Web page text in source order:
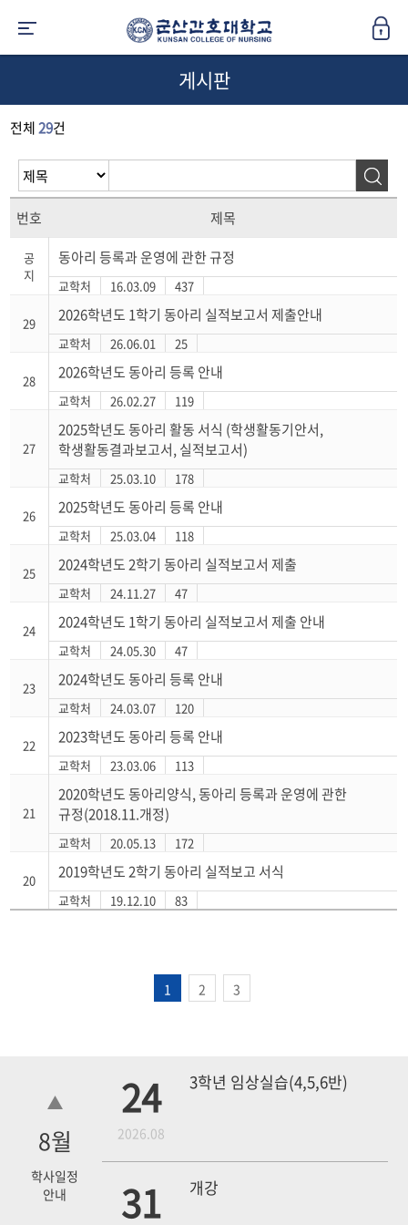
게시판
전체29건
번호 제목
공
지
동아리 등록과 운영에 관한 규정
교학처 16.03.09 437
29 2026학년도 1학기 동아리 실적보고서 제출안내
교학처 26.06.01 25
28 2026학년도 동아리 등록 안내
교학처 26.02.27 119
27
2025학년도 동아리 활동 서식 (학생활동기안서,
학생활동결과보고서, 실적보고서)
교학처 25.03.10 178
26 2025학년도 동아리 등록 안내
교학처 25.03.04 118
25 2024학년도 2학기 동아리 실적보고서 제출
교학처 24.11.27 47
24 2024학년도 1학기 동아리 실적보고서 제출 안내
교학처 24.05.30 47
23 2024학년도 동아리 등록 안내
교학처 24.03.07 120
22 2023학년도 동아리 등록 안내
교학처 23.03.06 113
21
2020학년도 동아리양식, 동아리 등록과 운영에 관한
규정(2018.11.개정)
교학처 20.05.13 172
20 2019학년도 2학기 동아리 실적보고 서식
교학처 19.12.10 83
1 2 3
8월
학사일정
안내
24
2026.08
3학년 임상실습(4,5,6반)
31 개강